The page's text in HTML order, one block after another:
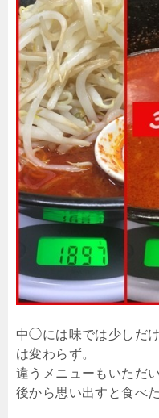
中◯には味では少しだ
は変わらず。
違うメニューもいただ
後から思い出すと食べ